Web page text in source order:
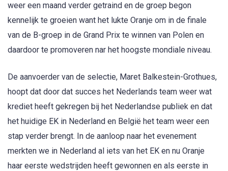
weer een maand verder getraind en de groep begon
kennelijk te groeien want het lukte Oranje om in de finale
van de B-groep in de Grand Prix te winnen van Polen en
daardoor te promoveren nar het hoogste mondiale niveau.
De aanvoerder van de selectie, Maret Balkestein-Grothues,
hoopt dat door dat succes het Nederlands team weer wat
krediet heeft gekregen bij het Nederlandse publiek en dat
het huidige EK in Nederland en België het team weer een
stap verder brengt. In de aanloop naar het evenement
merkten we in Nederland al iets van het EK en nu Oranje
haar eerste wedstrijden heeft gewonnen en als eerste in